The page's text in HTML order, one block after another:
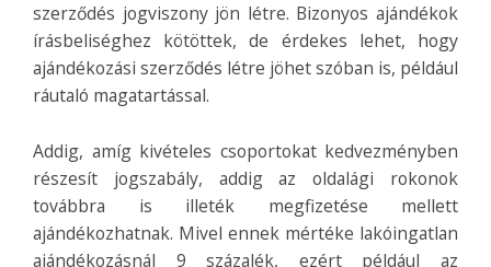
szerződés jogviszony jön létre. Bizonyos ajándékok
írásbeliséghez kötöttek, de érdekes lehet, hogy
ajándékozási szerződés létre jöhet szóban is, például
ráutaló magatartással.
Addig, amíg kivételes csoportokat kedvezményben
részesít jogszabály, addig az oldalági rokonok
továbbra is illeték megfizetése mellett
ajándékozhatnak. Mivel ennek mértéke lakóingatlan
ajándékozásnál 9 százalék, ezért például az